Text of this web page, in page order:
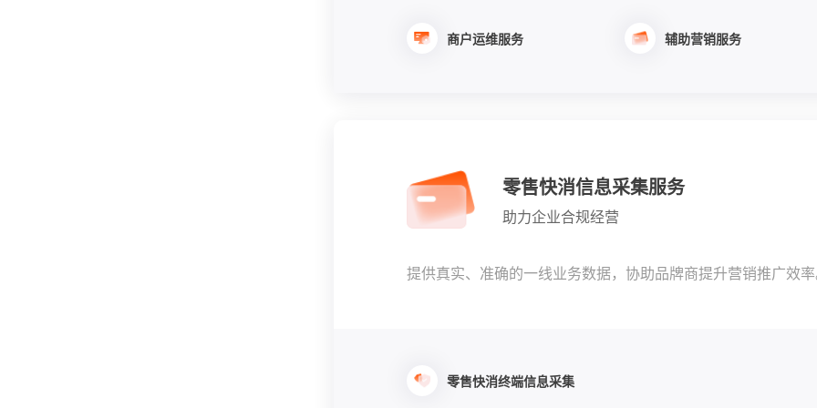
商户运维服务 辅助营销服务
零售快消信息采集服务
助力企业合规经营
提供真实、准确的一线业务数据，协助品牌商提升营销推广效
零售快消终端信息采集